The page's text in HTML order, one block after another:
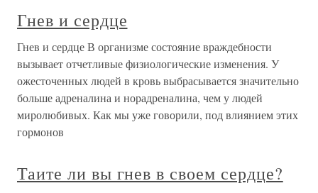
Гнев и сердце
Гнев и сердце В организме состояние враждебности
вызывает отчетливые физиологические изменения. У
ожесточенных людей в кровь выбрасывается значительно
больше адреналина и норадреналина, чем у людей
миролюбивых. Как мы уже говорили, под влиянием этих
гормонов
Таите ли вы гнев в своем сердце?